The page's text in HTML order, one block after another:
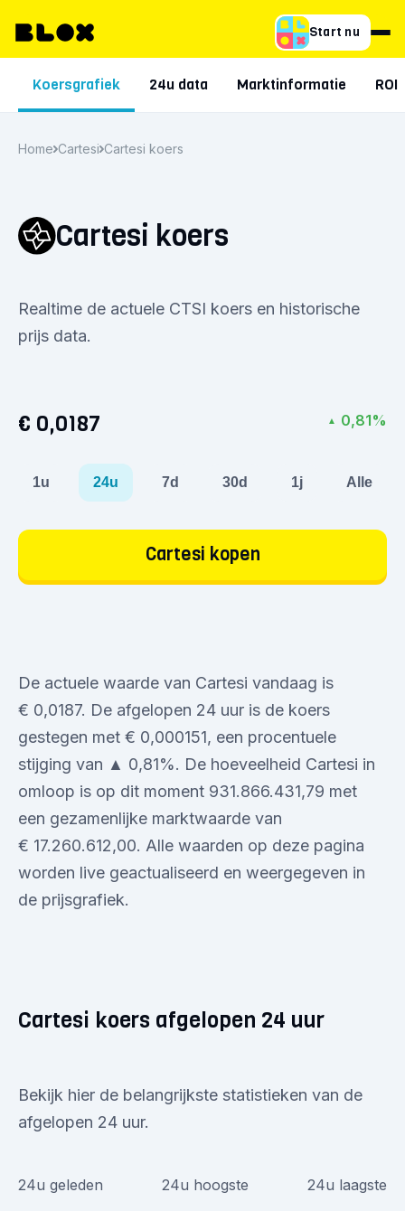
Start nu
Koersgrafiek 24u data Marktinformatie ROI
Home Cartesi Cartesi koers
Cartesi koers
Realtime de actuele CTSI koers en historische
prijs data.
€ 0,0187 ▲ 0,81%
1u 24u 7d 30d 1j Alle
Cartesi kopen
De actuele waarde van Cartesi vandaag is
€ 0,0187. De afgelopen 24 uur is de koers
gestegen met € 0,000151, een procentuele
stijging van ▲ 0,81%. De hoeveelheid Cartesi in
omloop is op dit moment 931.866.431,79 met
een gezamenlijke marktwaarde van
€ 17.260.612,00. Alle waarden op deze pagina
worden live geactualiseerd en weergegeven in
de prijsgrafiek.
Cartesi koers afgelopen 24 uur
Bekijk hier de belangrijkste statistieken van de
afgelopen 24 uur.
24u geleden 24u hoogste 24u laagste